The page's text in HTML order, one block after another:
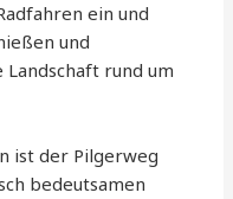
ein und
und
rund um
ist der Pilgerweg
bedeutsamen